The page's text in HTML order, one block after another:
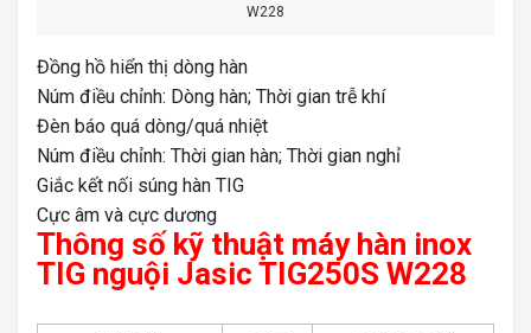
W228
Đồng hồ hiển thị dòng hàn
Núm điều chỉnh: Dòng hàn; Thời gian trễ khí
Đèn báo quá dòng/quá nhiệt
Núm điều chỉnh: Thời gian hàn; Thời gian nghỉ
Giắc kết nối súng hàn TIG
Cực âm và cực dương
Thông số kỹ thuật máy hàn inox
TIG nguội Jasic TIG250S W228